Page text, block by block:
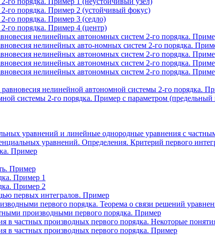
го порядка. Пример 2 (устойчивый фокус)
го порядка. Пример 3 (седло)
го порядка. Пример 4 (центр)
нелинейных автономных систем 2-го порядка.
нелинейных авто-номных систем 2-го порядка.
нелинейных автономных систем 2-го порядка.
нелинейных автономных систем 2-го порядка.
нелинейных автономных систем 2-го порядка.
нелинейной автономной системы 2-го порядка.
системы 2-го порядка. Пример с параметром (предельный
уравнений и линейные однородные уравнения с
уравнений. Определения. Критерий первого
Пример
Пример
Пример 1
Пример 2
первых интегралов. Пример
первого порядка. Теорема о связи решений
производными первого порядка. Пример
в частных производных первого порядка. Некоторые
в частных производных первого порядка. Пример